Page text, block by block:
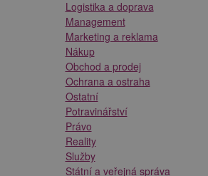
Logistika a doprava
Management
Marketing a reklama
Nákup
Obchod a prodej
Ochrana a ostraha
Ostatní
Potravinářství
Právo
Reality
Služby
Státní a veřejná správa